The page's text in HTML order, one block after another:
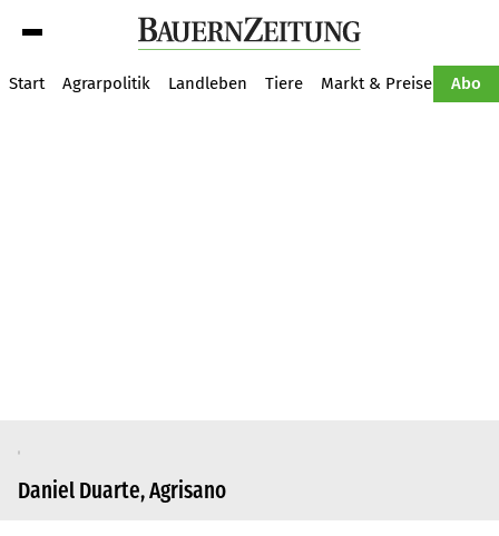
Start Agrarpolitik Landleben Tiere Markt & Preise Abo
Daniel Duarte, Agrisano